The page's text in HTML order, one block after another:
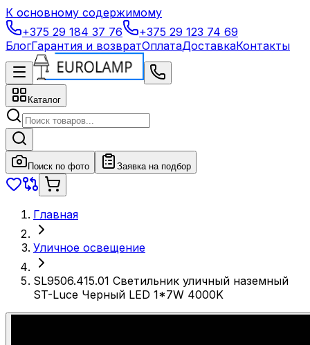
К основному содержимому
+375 29 184 37 76
+375 29 123 74 69
БлогГарантия и возвратОплатаДоставкаКонтакты
Каталог
Поиск по фото Заявка на подбор
Главная
Уличное освещение
SL9506.415.01 Светильник уличный наземный
ST-Luce Черный LED 1*7W 4000K